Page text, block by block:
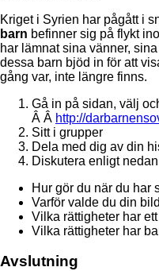
Kriget i Syrien har pågått i
barn befinner sig på flykt
har lämnat sina vänner,
dessa barn bjöd in för att
gång var, inte längre finns.
Gå in på sidan, välj
Â Â http://
Sitt i grupper
Dela med dig av din
Diskutera enligt
Hur gör du när du har
Varför valde du din
Vilka rättigheter har
Vilka rättigheter har
Avslutning